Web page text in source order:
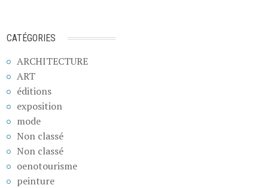
CATÉGORIES
ARCHITECTURE
ART
éditions
exposition
mode
Non classé
Non classé
oenotourisme
peinture